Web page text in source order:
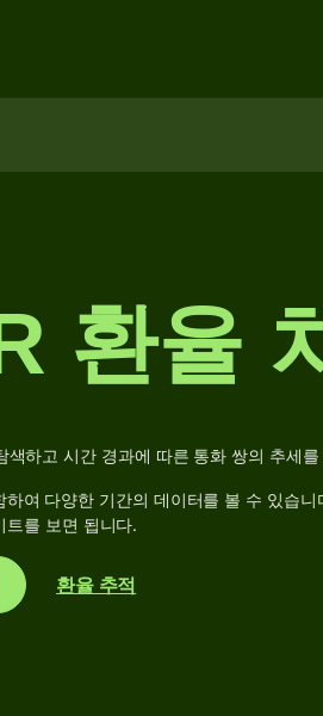
환율
하고 시간 경과에 따른 통화 쌍의 추세
여 다양한 기간의 데이터를 볼 수 있습
트를 보면 됩니다.
환율 추적